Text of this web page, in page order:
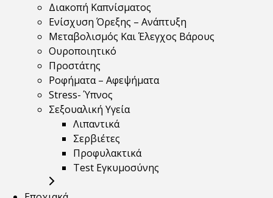
Διακοπή Καπνίσματος
Ενίσχυση Όρεξης – Ανάπτυξη
Μεταβολισμός Και Έλεγχος Βάρους
Ουροποιητικό
Προστάτης
Ροφήματα – Αφεψήματα
Stress- Ύπνος
Σεξουαλική Υγεία
Λιπαντικά
Σερβιέτες
Προφυλακτικά
Test Εγκυμοσύνης